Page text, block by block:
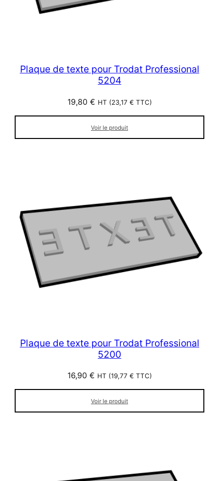
Plaque de texte pour Trodat Professional
5204
19,80 € HT (23,17 € TTC)
Voir le produit
Plaque de texte pour Trodat Professional
5200
16,90 € HT (19,77 € TTC)
Voir le produit